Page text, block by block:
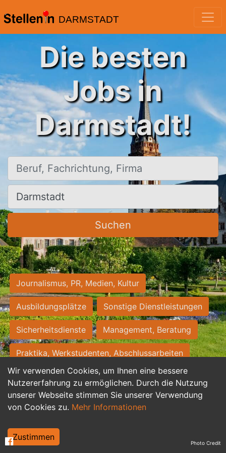
DARMSTADT
Wir verwenden Cookies, um Ihnen eine bessere
Nutzererfahrung zu ermöglichen. Durch die Nutzung
unserer Webseite stimmen Sie unserer Verwendung
von Cookies zu. Mehr Informationen
Zustimmen
Die besten
Jobs in
Darmstadt!
Beruf, Fachrichtung, Firma
Ort, Stadt
Suchen
Journalismus, PR, Medien, Kultur
Ausbildungsplätze Sonstige Dienstleistungen
Sicherheitsdienste Management, Beratung
Praktika, Werkstudenten, Abschlussarbeiten
Personalwesen Assistenz, Sekretariat
Hilfskräfte, Aushilfs- und Nebenjobs
Weiterbildung, Studium, duale Ausbildung Photo Credit